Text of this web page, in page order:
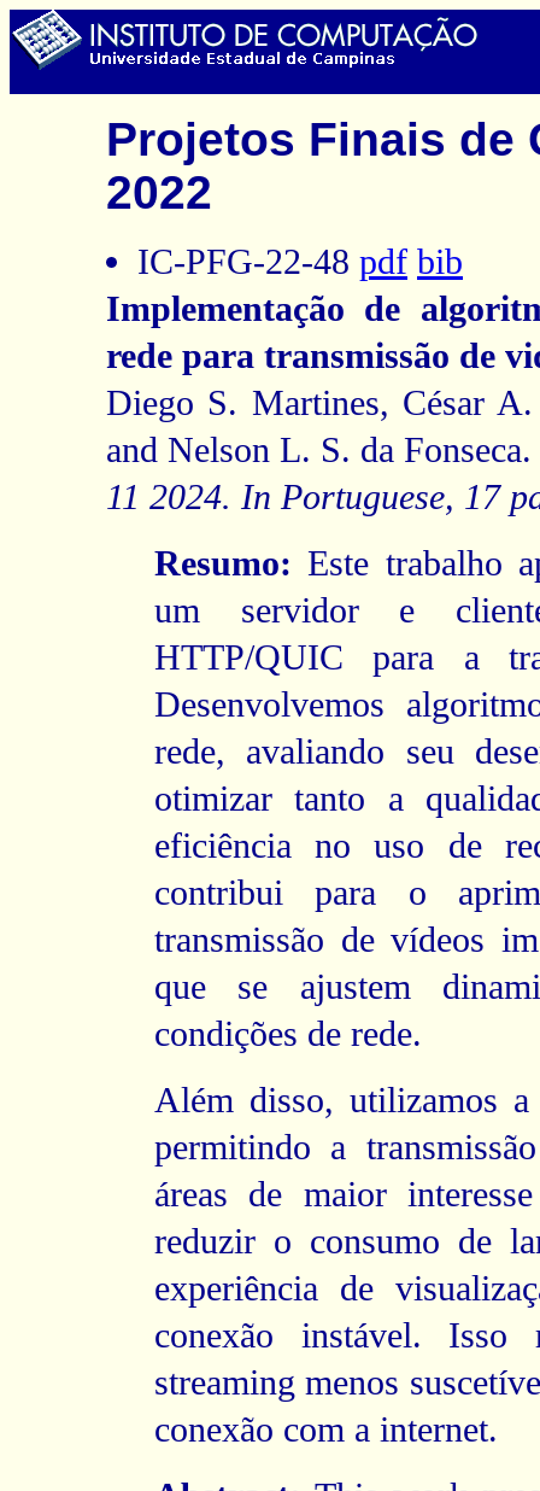
Projetos Finais de
2022
IC-PFG-22-48 pdf bib
Implementação de
rede para transmissão de
Diego S. Martines, César
and Nelson L. S. da Fonseca.
11 2024. In Portuguese, 17
Resumo: Este trabalho
um servidor e
HTTP/QUIC para a
Desenvolvemos
rede, avaliando seu
otimizar tanto a
eficiência no uso de
contribui para o
transmissão de vídeos
que se ajustem
condições de rede.
Além disso, utilizamos
permitindo a
áreas de maior
reduzir o consumo de
experiência de
conexão instável.
streaming menos
conexão com a internet.